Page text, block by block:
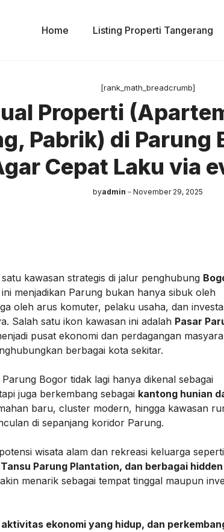
Home Listing Properti Tangerang
[rank_math_breadcrumb]
Properti
Pabrik) di Parung
Cepat Laku via
byadmin November 29, 2025
kawasan strategis di jalur penghubung
ini menjadikan Parung bukan hanya sibuk oleh
oleh arus komuter, pelaku usaha, dan
Salah satu ikon kawasan ini adalah Pasar
pusat ekonomi dan perdagangan
berbagai kota sekitar.
Bogor tidak lagi hanya dikenal sebagai
juga berkembang sebagai kantong hunian
baru, cluster modern, hingga kawasan
di sepanjang koridor Parung.
wisata alam dan rekreasi keluarga seperti
Parung Plantation, dan berbagai
menarik sebagai tempat tinggal maupun
ekonomi yang hidup, dan